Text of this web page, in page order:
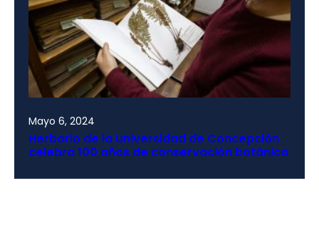
Mayo 6, 2024
Herbario de la Universidad de Concepción
celebra 100 años de conservación botánica